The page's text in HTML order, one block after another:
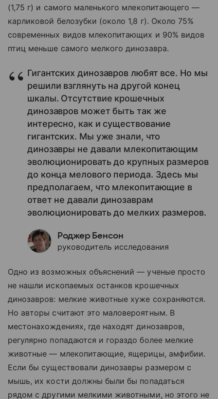
(1,75 г) и самого маленького млекопитающего —
карликовой белозубки (около 1,8 г). Около 75%
современных видов млекопитающих и 90% видов
птиц меньше самого мелкого динозавра.
Гигантских динозавров любят все. Но мы
решили взглянуть на другой конец
шкалы. Отсутствие крошечных
динозавров может быть так же
интересно, как и существование
гигантских. Мы уже знали, что
динозавры не давали млекопитающим
эволюционировать до крупных размеров
до конца мелового периода. Здесь мы
предполагаем, что млекопитающие в
ответ не давали динозаврам
эволюционировать до мелких размеров.
Роджер Бенсон
руководитель исследования
Одно из возможных объяснений — ученые просто
не нашли ископаемых останков крошечных
динозавров: мелкие животные хуже сохраняются.
Но авторы считают это маловероятным. В
местонахождениях, где находят динозавров,
регулярно попадаются и гораздо более мелкие
животные — млекопитающие, ящерицы, амфибии.
Если бы существовали динозавры размером с
мышь, их кости должны были бы попадаться
рядом с другими мелкими животными, но этого не